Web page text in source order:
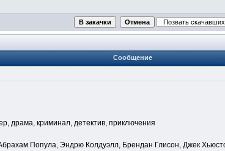
Сообщение
драма, криминал, детектив, приключения
Попула, Эндрю Колдуэлл, Брендан Глисон, Джек